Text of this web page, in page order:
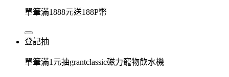
單筆滿1888元送188P幣
登記抽
單筆滿1元抽grantclassic磁力寵物飲水機